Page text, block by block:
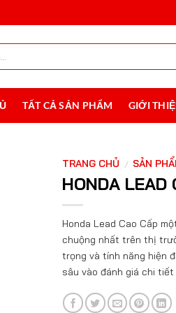
TẤT CẢ SẢN PHẨM GIỚI
TRANG CHỦ / SẢN
HONDA LEAD
Honda Lead Cao Cấp
chuộng nhất trên thị
trọng và tính năng hiện
sâu vào đánh giá chi tiết